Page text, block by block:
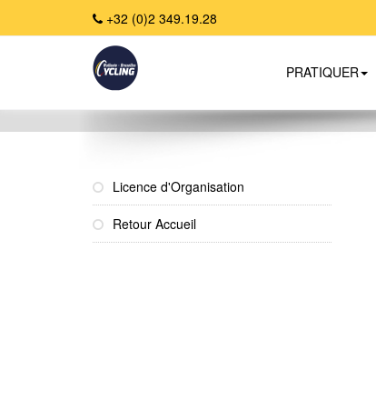
+32 (0)2 349.19.28
PRATIQUER
Licence d'Organisation
Retour Accueil